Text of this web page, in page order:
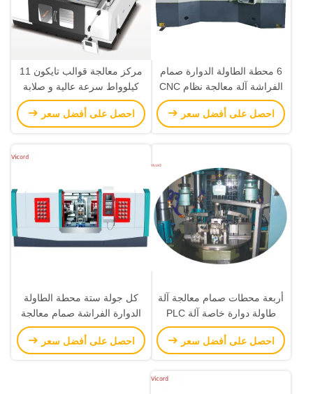
6 محطة الطاولة الدوارة صمام
الفراشة آلة معالجة نظام CNC
احصل على أفضل سعر
مركز معالجة قوالب تايكون 11
كيلوواط سرعة عالية و صلابة
عالية
احصل على أفضل سعر
أربعة محطات صمام معالجة آلة
طاولة دوارة خاصة آلة PLC
أجهزة التحكم
احصل على أفضل سعر
كل جولة ستة محطة الطاولة
الدوارة الفراشة صمام معالجة
آلة تحويل الحفر والنقر آلة
احصل على أفضل سعر